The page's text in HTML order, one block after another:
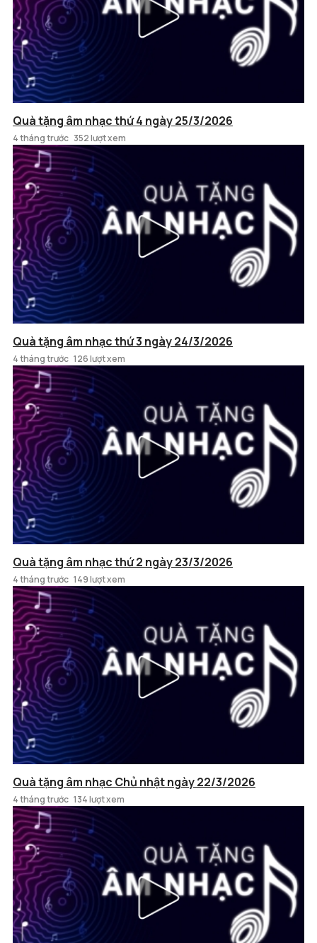
Quà tặng âm nhạc thứ 4 ngày 25/3/2026
4 tháng trước 352 lượt xem
Quà tặng âm nhạc thứ 3 ngày 24/3/2026
4 tháng trước 126 lượt xem
Quà tặng âm nhạc thứ 2 ngày 23/3/2026
4 tháng trước 149 lượt xem
Quà tặng âm nhạc Chủ nhật ngày 22/3/2026
4 tháng trước 134 lượt xem